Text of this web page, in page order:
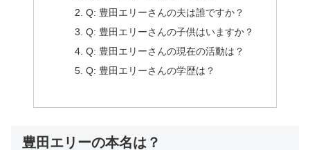
Q: 豊田エリーさんの夫は誰ですか？
Q: 豊田エリーさんの子供はいますか？
Q: 豊田エリーさんの現在の活動は？
Q: 豊田エリーさんの学歴は？
豊田エリーの本名は？